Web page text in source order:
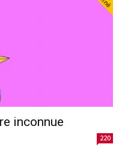
inconnue
220